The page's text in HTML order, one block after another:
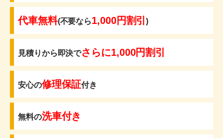
代車無料(不要なら1,000円割引)
見積りから即決でさらに1,000円割引
安心の修理保証付き
無料の洗車付き